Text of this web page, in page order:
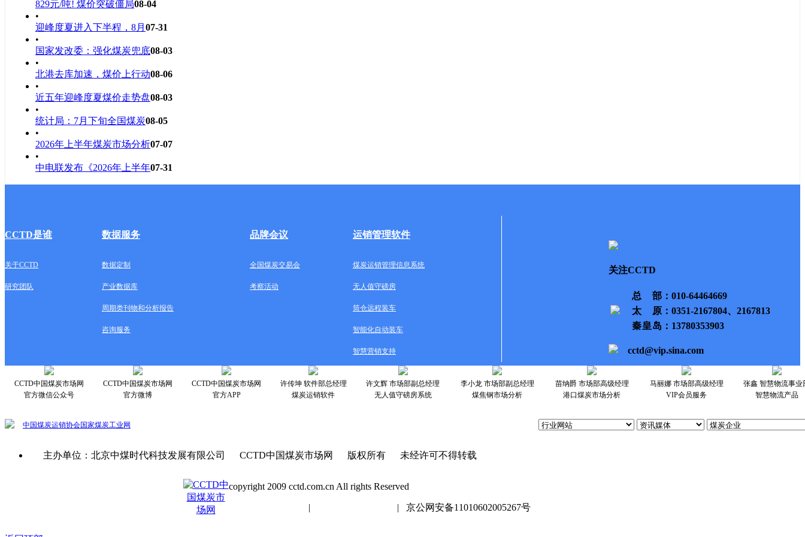
829元/吨! 煤价突破僵局08-04
•
迎峰度夏进入下半程，8月 07-31
•
国家发改委：强化煤炭兜底08-03
•
北港去库加速，煤价上行动08-06
•
近五年迎峰度夏煤价走势盘08-03
•
统计局：7月下旬全国煤炭08-05
•
2026年上半年煤炭市场分析07-07
•
中电联发布《2026年上半年07-31
CCTD是谁 数据服务 品牌会议 运销管理软件
关于CCTD 数据定制 全国煤炭交易会 煤炭运销管理信息系统
研究团队 产业数据库 考察活动 无人值守磅房
周期类刊物和分析报告 筒仓远程装车
咨询服务 智能化自动装车
智慧营销支持
关注CCTD
总部 ：010-64464669
太原 ：0351-2167804、2167813
秦皇岛 ：13780353903
cctd@vip.sina.com
CCTD中国煤炭市场网
官方微信公众号
CCTD中国煤炭市场网
官方微博
CCTD中国煤炭市场网
官方APP
许传坤 软件部总经理
煤炭运销软件
许文辉 市场部副总经理
无人值守磅房系统
李小龙 市场部副总经理
煤焦钢市场分析
苗纳爵 市场部高级经理
港口煤炭市场分析
马丽娜 市场部高级经理
VIP会员服务
张鑫 智慧物流事业
智慧物流产品
中国煤炭运销协会国家煤炭工业网
主办单位：北京中煤时代科技发展有限公司 CCTD中国煤炭市场网 版权所有 未经许可不得转载
copyright 2009 cctd.com.cn All rights Reserved
| | 京公网安备11010602005267号